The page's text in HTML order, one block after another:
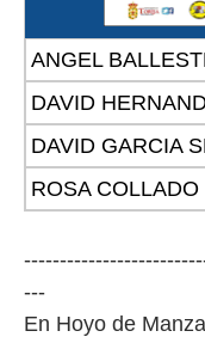
ANGEL
DAVID
DAVID GARCIA
ROSA
---
En Hoyo de